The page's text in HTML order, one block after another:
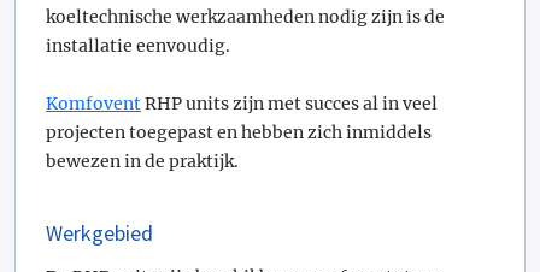
koeltechnische werkzaamheden nodig zijn is de
installatie eenvoudig.
KomfoventRHP units zijn met succes al in veel
projecten toegepast en hebben zich inmiddels
bewezen in de praktijk.
Werkgebied